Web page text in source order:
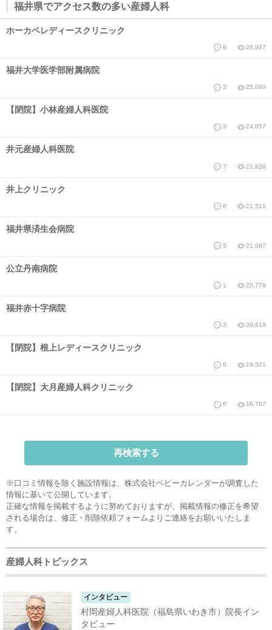
福井県でアクセス数の多い産婦人科
ホーカベレディースクリニック
6 28,987
福井大学医学部附属病院
3 25,090
【閉院】小林産婦人科医院
3 24,057
井元産婦人科医院
7 21,828
井上クリニック
6 21,511
福井県済生会病院
5 21,087
公立丹南病院
1 20,778
福井赤十字病院
3 20,619
【閉院】根上レディースクリニック
0 19,521
【閉院】大月産婦人科クリニック
0 16,787
再検索する
※口コミ情報を除く施設情報は、株式会社ベビーカレンダーが調査した
情報に基いて公開しています。
正確な情報を掲載するように努めておりますが、掲載情報の修正を希望
される場合は、 修正・削除依頼フォームよりご連絡をお願いいたしま
す。
産婦人科トピックス
インタビュー
村岡産婦人科医院（福島県いわき市）院長イン
タビュー